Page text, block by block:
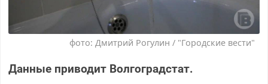
фото: Дмитрий Рогулин / "Городские вести"
Данные приводит Волгоградстат.